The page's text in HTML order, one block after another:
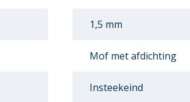
1,5 mm
Mof met afdichting
Insteekeind